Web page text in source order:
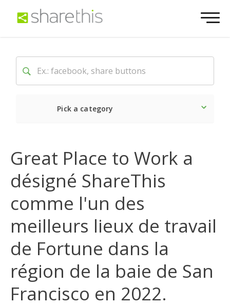
Pick a category
Great Place to Work a
désigné ShareThis
comme l'un des
meilleurs lieux de travail
de Fortune dans la
région de la baie de San
Francisco en 2022.